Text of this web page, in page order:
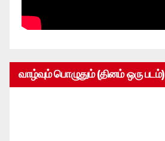
வாழ்வும் பொழுதும் (தினம் ஒரு படம்)